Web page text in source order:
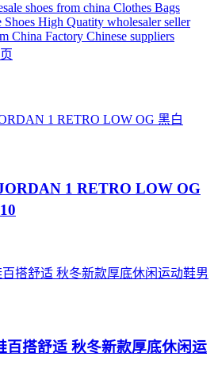
shoes from china Clothes Bags
Shoes High Quatity wholesaler seller
China Factory Chinese suppliers
1 RETRO LOW OG
百搭舒适 秋冬新款厚底休闲运